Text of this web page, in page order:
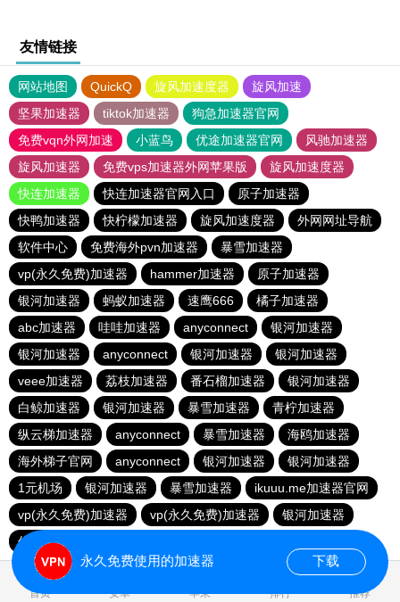
友情链接
网站地图 QuickQ 旋风加速度器
旋风加速
坚果加速器
tiktok加速器
狗急加速器官网
免费vqn外网加速
小蓝鸟 优途加速器官网
风驰加速器
旋风加速器
免费vps加速器外网苹果版
旋风加速度器
快连加速器
快连加速器官网入口
原子加速器
快鸭加速器
快柠檬加速器 旋风加速度器
外网网址导航
软件中心
免费海外pvn加速器
暴雪加速器
vp(永久免费)加速器
hammer加速器
原子加速器
银河加速器
蚂蚁加速器 速鹰666
橘子加速器
abc加速器
哇哇加速器 anyconnect
银河加速器
银河加速器
anyconnect 银河加速器
银河加速器
veee加速器
荔枝加速器 番石榴加速器
银河加速器
白鲸加速器
银河加速器 暴雪加速器
青柠加速器
纵云梯加速器
anyconnect 暴雪加速器
海鸥加速器
海外梯子官网
anyconnect 银河加速器
银河加速器
1元机场
银河加速器 暴雪加速器
ikuuu.me加速器官网
vp(永久免费)加速器
vp(永久免费)加速器
银河加速器
优云666
首页 安卓 苹果 排行 推荐
永久免费使用的加速器 下载
0.489082s